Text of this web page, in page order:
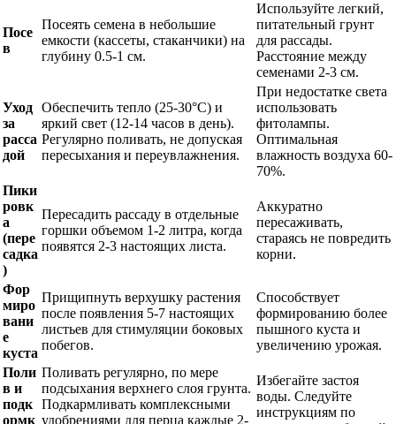
Посе
в
Посеять семена в небольшие
емкости (кассеты, стаканчики) на
глубину 0.5-1 см.
Используйте легкий,
питательный грунт
для рассады.
Расстояние между
семенами 2-3 см.
Уход
за
расса
дой
Обеспечить тепло (25-30°C) и
яркий свет (12-14 часов в день).
Регулярно поливать, не допуская
пересыхания и переувлажнения.
При недостатке света
использовать
фитолампы.
Оптимальная
влажность воздуха 60-
70%.
Пики
ровк
а
(пере
садка
)
Пересадить рассаду в отдельные
горшки объемом 1-2 литра, когда
появятся 2-3 настоящих листа.
Аккуратно
пересаживать,
стараясь не повредить
корни.
Фор
миро
вани
е
куста
Прищипнуть верхушку растения
после появления 5-7 настоящих
листьев для стимуляции боковых
побегов.
Способствует
формированию более
пышного куста и
увеличению урожая.
Поли
в и
подк
ормк
Поливать регулярно, по мере
подсыхания верхнего слоя грунта.
Подкармливать комплексными
удобрениями для перца каждые 2-
Избегайте застоя
воды. Следуйте
инструкциям по